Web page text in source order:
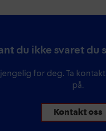
du ikke svaret du
for deg. Ta
på.
Kontakt oss